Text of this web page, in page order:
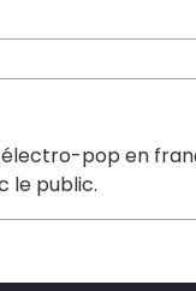
pop en
le public.